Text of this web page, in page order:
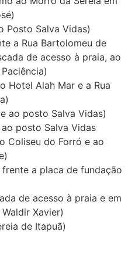
Posto Salva Vidas)
a Rua Bartolomeu de
de acesso à praia, ao
Hotel Alah Mar e a Rua
ao posto Salva Vidas)
posto Salva Vidas
Coliseu do Forró e ao
a placa de fundação
de acesso à praia e em
Xavier)
de Itapuã)